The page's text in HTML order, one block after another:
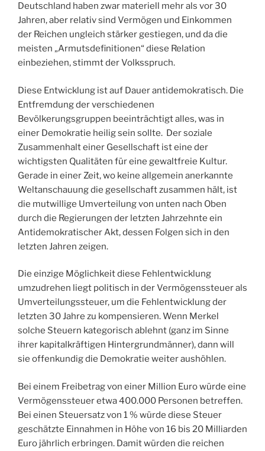
Deutschland haben zwar materiell mehr als vor 30
Jahren, aber relativ sind Vermögen und Einkommen
der Reichen ungleich stärker gestiegen, und da die
meisten „Armutsdefinitionen“ diese Relation
einbeziehen, stimmt der Volksspruch.
Diese Entwicklung ist auf Dauer antidemokratisch. Die
Entfremdung der verschiedenen
Bevölkerungsgruppen beeinträchtigt alles, was in
einer Demokratie heilig sein sollte. Der soziale
Zusammenhalt einer Gesellschaft ist eine der
wichtigsten Qualitäten für eine gewaltfreie Kultur.
Gerade in einer Zeit, wo keine allgemein anerkannte
Weltanschauung die gesellschaft zusammen hält, ist
die mutwillige Umverteilung von unten nach Oben
durch die Regierungen der letzten Jahrzehnte ein
Antidemokratischer Akt, dessen Folgen sich in den
letzten Jahren zeigen.
Die einzige Möglichkeit diese Fehlentwicklung
umzudrehen liegt politisch in der Vermögenssteuer als
Umverteilungssteuer, um die Fehlentwicklung der
letzten 30 Jahre zu kompensieren. Wenn Merkel
solche Steuern kategorisch ablehnt (ganz im Sinne
ihrer kapitalkräftigen Hintergrundmänner), dann will
sie offenkundig die Demokratie weiter aushöhlen.
Bei einem Freibetrag von einer Million Euro würde eine
Vermögenssteuer etwa 400.000 Personen betreffen.
Bei einen Steuersatz von 1 % würde diese Steuer
geschätzte Einnahmen in Höhe von 16 bis 20 Milliarden
Euro jährlich erbringen. Damit würden die reichen